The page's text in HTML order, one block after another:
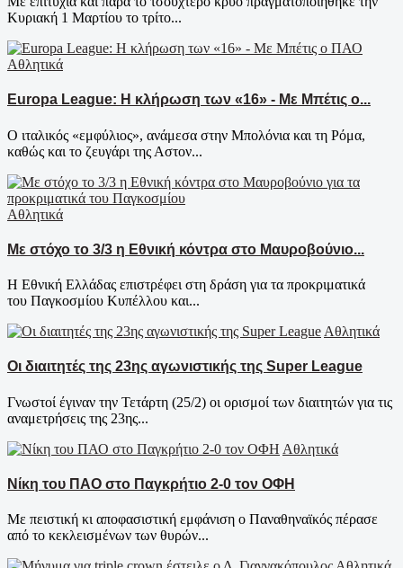
Κυριακή 1 Μαρτίου το τρίτο...
Αθλητικά
Europa League: Η κλήρωση των «16» - Με Μπέτις ο...
Ο ιταλικός «εμφύλιος», ανάμεσα στην Μπολόνια και τη Ρόμα,
καθώς και το ζευγάρι της Αστον...
Αθλητικά
Με στόχο το 3/3 η Εθνική κόντρα στο Μαυροβούνιο...
Η Εθνική Ελλάδας επιστρέφει στη δράση για τα προκριματικά
του Παγκοσμίου Κυπέλλου και...
Αθλητικά
Οι διαιτητές της 23ης αγωνιστικής της Super League
Γνωστοί έγιναν την Τετάρτη (25/2) οι ορισμοί των διαιτητών για τις
αναμετρήσεις της 23ης...
Αθλητικά
Νίκη του ΠΑΟ στο Παγκρήτιο 2-0 τον ΟΦΗ
Με πειστική κι αποφασιστική εμφάνιση ο Παναθηναϊκός πέρασε
από το κεκλεισμένων των θυρών...